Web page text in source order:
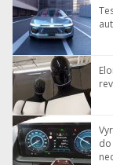
do